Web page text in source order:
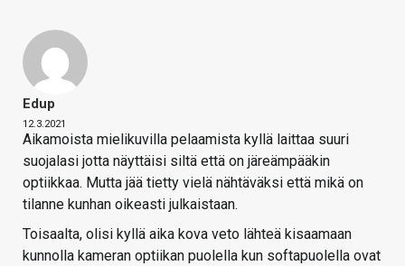
Edup
12.3.2021
Aikamoista mielikuvilla pelaamista kyllä laittaa suuri
suojalasi jotta näyttäisi siltä että on järeämpääkin
optiikkaa. Mutta jää tietty vielä nähtäväksi että mikä on
tilanne kunhan oikeasti julkaistaan.
Toisaalta, olisi kyllä aika kova veto lähteä kisaamaan
kunnolla kameran optiikan puolella kun softapuolella ovat